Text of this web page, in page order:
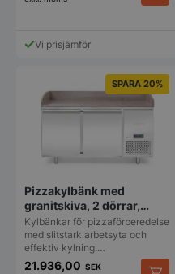
flera
De
olika
kan
väljas
Vi prisjämför
SPARA 20%
Pizzakylbänk med
granitskiva, 2 dörrar,
Arktic, 250 L,
1510x800x(H)875 mm
Kylbänkar för pizzaförberedelse
med slitstark arbetsyta och
effektiv kylning.…
21.936,00 SEK